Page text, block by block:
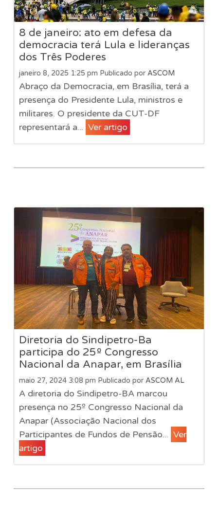
8 de janeiro: ato em defesa da
democracia terá Lula e lideranças
dos Três Poderes
janeiro 8, 2025 1:25 pm Publicado por ASCOM
Abraço da Democracia, em Brasília, terá a
presença do Presidente Lula, ministros e
militares. O presidente da CUT-DF
representará a... Ver artigo
Diretoria do Sindipetro-Ba
participa do 25º Congresso
Nacional da Anapar, em Brasília
maio 27, 2024 3:08 pm Publicado por ASCOM AL
A diretoria do Sindipetro-BA marcou
presença no 25º Congresso Nacional da
Anapar (Associação Nacional dos
Participantes de Fundos de Pensão... Ver
artigo